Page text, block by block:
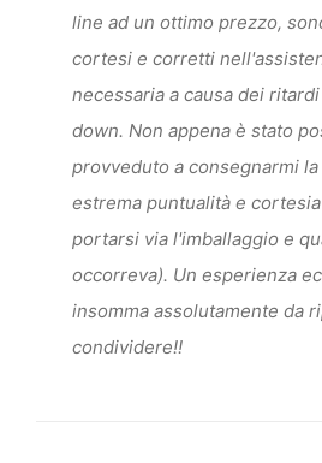
line ad un ottimo prezzo,
cortesi e corretti
necessaria a causa dei
down. Non appena è stato
provveduto a consegnarmi
estrema puntualità e
portarsi via l'imballaggio e
occorreva). Un esperienza
insomma assolutamente da
condividere!!